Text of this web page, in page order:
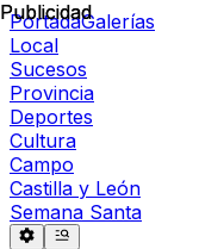
PortadaGalerías
Local
Sucesos
Provincia
Deportes
Cultura
Campo
Castilla y León
Semana Santa
Publicidad
Publicidad